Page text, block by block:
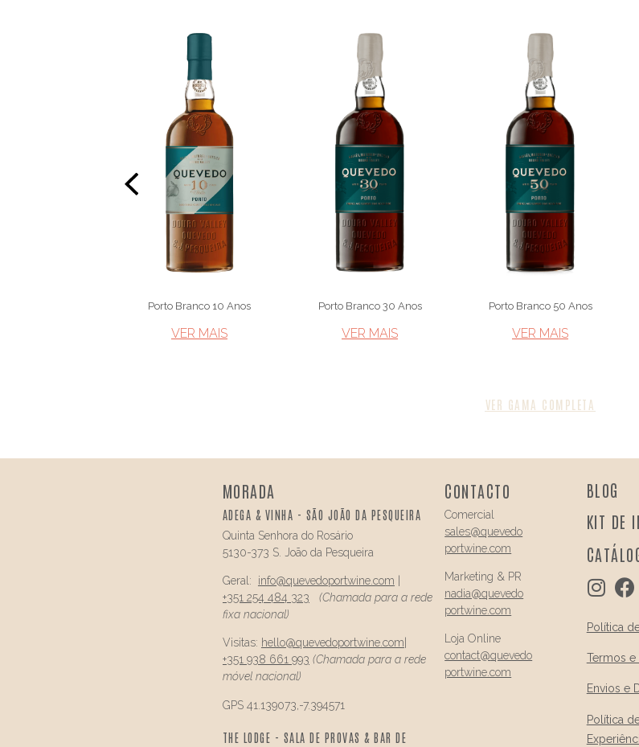
Porto Branco 10 Anos
VER MAIS​
Porto Branco 30 Anos
VER MAIS​
Porto Branco 50 Anos
VER MAIS​
VER GAMA COMPLETA
MORADA
ADEGA & VINHA - SÃO JOÃO DA PESQUEIRA
Quinta Senhora do Rosário
5130-373 S. João da Pesqueira
Geral: info@quevedoportwine.com
+351 254 484 323
(Chamada para a rede
fixa nacional)
Visitas: hello@quevedoportwine.com
+351 938 661 993 (Chamada para a rede
móvel nacional)
GPS 41.139073,-7.394571
THE LODGE - SALA DE PROVAS & BAR DE
CONTACTO
Comercial
sales@quevedo
portwine.com
Marketing & PR
nadia@quevedo
portwine.com
Loja Online
contact@quevedo
portwine.com
BLOG
KIT DE
Política
Termos
Envios e
Política